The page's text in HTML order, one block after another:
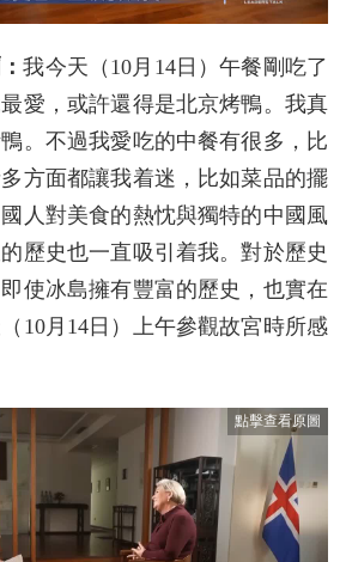
我今天（10月14日）午餐剛吃了
愛，或許還得是北京烤鴨。我真
。不過我愛吃的中餐有很多，比
方面都讓我着迷，比如菜品的擺
人對美食的熱忱與獨特的中國風
歷史也一直吸引着我。對於歷史
使冰島擁有豐富的歷史，也實在
10月14日）上午參觀故宮時所感